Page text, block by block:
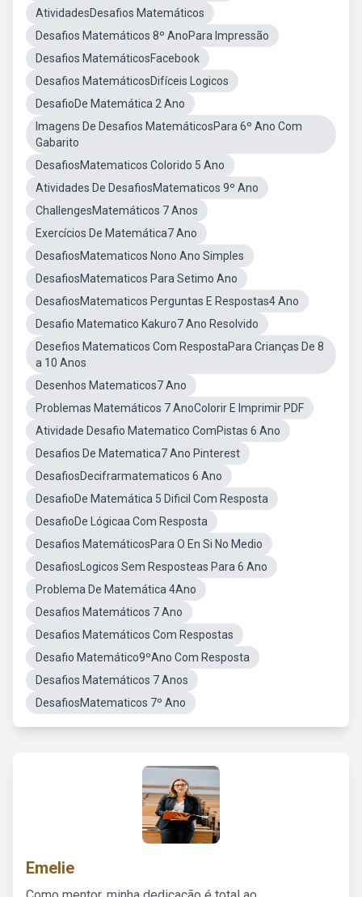
AtividadesDesafios Matemáticos
Desafios Matemáticos 8º AnoPara Impressão
Desafios MatemáticosFacebook
Desafios MatemáticosDifíceis Logicos
DesafioDe Matemática 2 Ano
Imagens De Desafios MatemáticosPara 6º Ano Com
Gabarito
DesafiosMatematicos Colorido 5 Ano
Atividades De DesafiosMatematicos 9º Ano
ChallengesMatemáticos 7 Anos
Exercícios De Matemática7 Ano
DesafiosMatematicos Nono Ano Simples
DesafiosMatematicos Para Setimo Ano
DesafiosMatematicos Perguntas E Respostas4 Ano
Desafio Matematico Kakuro7 Ano Resolvido
Desefios Matematicos Com RespostaPara Crianças De 8
a 10 Anos
Desenhos Matematicos7 Ano
Problemas Matemáticos 7 AnoColorir E Imprimir PDF
Atividade Desafio Matematico ComPistas 6 Ano
Desafios De Matematica7 Ano Pinterest
DesafiosDecifrarmatematicos 6 Ano
DesafioDe Matemática 5 Dificil Com Resposta
DesafioDe Lógicaa Com Resposta
Desafios MatemáticosPara O En Si No Medio
DesafiosLogicos Sem Resposteas Para 6 Ano
Problema De Matemática 4Ano
Desafios Matemáticos 7 Ano
Desafios Matemáticos Com Respostas
Desafio Matemático9ºAno Com Resposta
Desafios Matemáticos 7 Anos
DesafiosMatematicos 7º Ano
Emelie